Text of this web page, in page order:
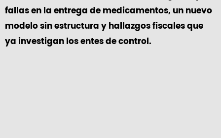
fallas en la entrega de medicamentos, un nuevo
modelo sin estructura y hallazgos fiscales que
ya investigan los entes de control.